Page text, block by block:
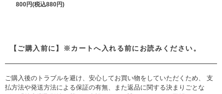
800円(税込880円)
【ご購入前に】※カートへ入れる前にお読みください。
ご購入後のトラブルを避け、安心してお買い物をしていただくため、 支
払方法や発送方法による保証の有無、また返品に関する決まりごとな